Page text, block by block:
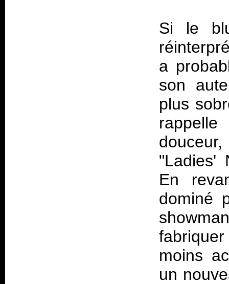
Si le
a
son
plus
"Ladies'
En
dominé
moins
un